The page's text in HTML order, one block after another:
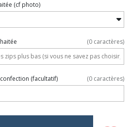
(cf photo)
(0 caractères)
(facultatif) (0 caractères)